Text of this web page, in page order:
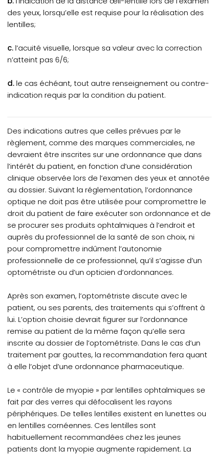
des yeux, lorsqu’elle est requise pour la réalisation des
lentilles;
c.l’acuité visuelle, lorsque sa valeur avec la correction
n’atteint pas 6/6;
d.le cas échéant, tout autre renseignement ou contre-
indication requis par la condition du patient.
Des indications autres que celles prévues par le
règlement, comme des marques commerciales, ne
devraient être inscrites sur une ordonnance que dans
l’intérêt du patient, en fonction d’une considération
clinique observée lors de l’examen des yeux et annotée
au dossier. Suivant la réglementation, l’ordonnance
optique ne doit pas être utilisée pour compromettre le
droit du patient de faire exécuter son ordonnance et de
se procurer ses produits ophtalmiques à l’endroit et
auprès du professionnel de la santé de son choix, ni
pour compromettre indûment l’autonomie
professionnelle de ce professionnel, qu’il s’agisse d’un
optométriste ou d’un opticien d’ordonnances.
Après son examen, l’optométriste discute avec le
patient, ou ses parents, des traitements qui s’offrent à
lui. L’option choisie devrait figurer sur l’ordonnance
remise au patient de la même façon qu’elle sera
inscrite au dossier de l’optométriste. Dans le cas d’un
traitement par gouttes, la recommandation fera quant
à elle l’objet d’une ordonnance pharmaceutique.
Le « contrôle de myopie » par lentilles ophtalmiques se
fait par des verres qui défocalisent les rayons
périphériques. De telles lentilles existent en lunettes ou
en lentilles cornéennes. Ces lentilles sont
habituellement recommandées chez les jeunes
patients dont la myopie augmente rapidement. La